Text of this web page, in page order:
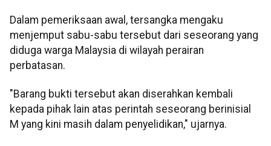
Dalam pemeriksaan awal, tersangka mengaku
menjemput sabu-sabu tersebut dari seseorang yang
diduga warga Malaysia di wilayah perairan
perbatasan.
"Barang bukti tersebut akan diserahkan kembali
kepada pihak lain atas perintah seseorang berinisial
M yang kini masih dalam penyelidikan," ujarnya.